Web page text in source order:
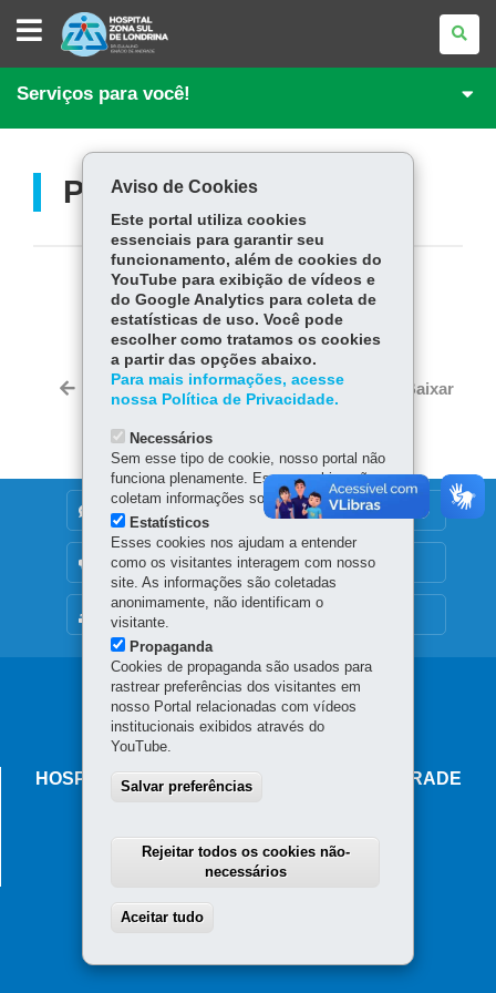
HOSPITAL
ZONA
SUL
DE
Serviços para você!
Pedido de Prontuário
COMPARTILHE:
Fa
ce
bo
ok
Tw
itt
W
ts
Ap
Voltar Início Imprimir Baixar
MAPA DO SITE
DENUNCIE CORRUPÇÃO
OUVIDORIA
Navegação
principal
HOSPITAL DR. EULALINO IGNÁCIO DE ANDRADE
Rua das Orquídeas, 75 - Ouro Branco
Londrina- PR MAPA
Aviso de Cookies
Este portal utiliza cookies
essenciais para garantir seu
funcionamento, além de cookies do
YouTube para exibição de vídeos e
do Google Analytics para coleta de
estatísticas de uso. Você pode
escolher como tratamos os cookies
a partir das opções abaixo.
Para mais informações, acesse
nossa Política de Privacidade.
Necessários
Sem esse tipo de cookie, nosso portal não
funciona plenamente. Esses cookies não
coletam informações sobre o visitante.
Estatísticos
Esses cookies nos ajudam a entender
como os visitantes interagem com nosso
site. As informações são coletadas
anonimamente, não identificam o
visitante.
Propaganda
Cookies de propaganda são usados para
rastrear preferências dos visitantes em
nosso Portal relacionadas com vídeos
institucionais exibidos através do
YouTube.
Salvar preferências
Rejeitar todos os cookies não-
necessários
Aceitar tudo